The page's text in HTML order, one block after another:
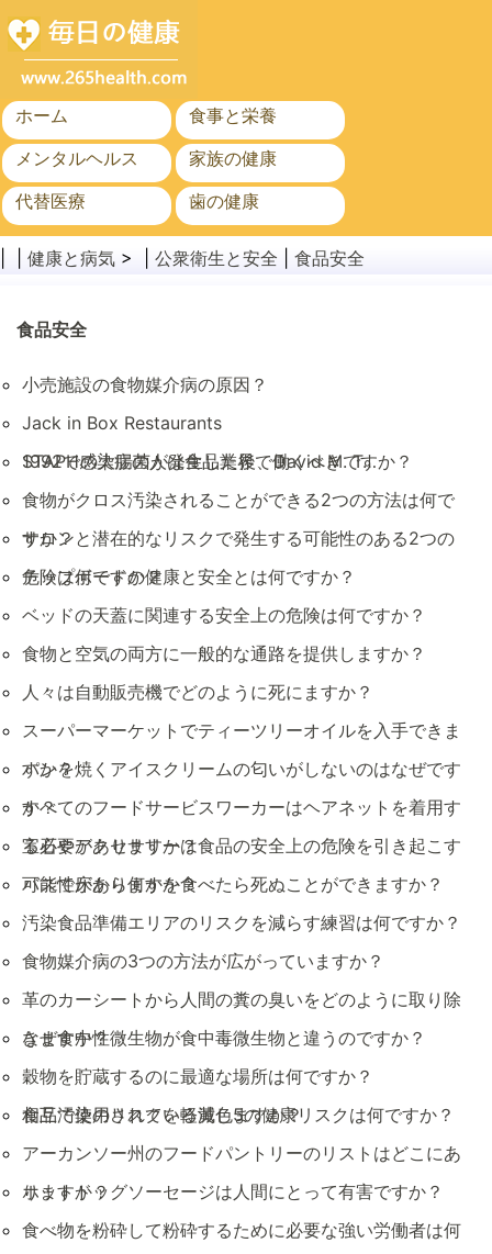
ホーム
食事と栄養
メンタルヘルス
家族の健康
代替医療
歯の健康
がん
公衆衛生と安全
健康と病気 > | 公衆衛生と安全 食品安全
食品安全
小売施設の食物媒介病の原因？
Jack in Box Restaurants
1992での大腸菌が発生した後、David M. T…
STAPH感染症の人は食品業界で働くべきですか？
食物がクロス汚染されることができる2つの方法は何で
すか？
サロンと潜在的なリスクで発生する可能性のある2つの
危険は何ですか？
チップボードの健康と安全とは何ですか？
ベッドの天蓋に関連する安全上の危険は何ですか？
食物と空気の両方に一般的な通路を提供しますか？
人々は自動販売機でどのように死にますか？
スーパーマーケットでティーツリーオイルを入手できま
すか？
パンを焼くアイスクリームの匂いがしないのはなぜです
か？
すべてのフードサービスワーカーはヘアネットを着用す
る必要がありますか？
宝石やアクセサリーは食品の安全上の危険を引き起こす
可能性がありますか？
バスで床から何かを食べたら死ぬことができますか？
汚染食品準備エリアのリスクを減らす練習は何ですか？
食物媒介病の3つの方法が広がっていますか？
革のカーシートから人間の糞の臭いをどのように取り除
きますか？
なぜ食中性微生物が食中毒微生物と違うのですか？
穀物を貯蔵するのに最適な場所は何ですか？
相互汚染のリスクを軽減しますか？
食品で使用されている黄色5の健康リスクは何ですか？
アーカンソー州のフードパントリーのリストはどこにあ
りますか？
ホットドッグソーセージは人間にとって有害ですか？
食べ物を粉砕して粉砕するために必要な強い労働者は何